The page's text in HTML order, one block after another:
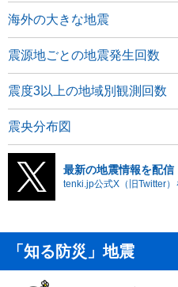
海外の大きな地震
震源地ごとの地震発生回数
震度3以上の地域別観測回数
震央分布図
最新の地震情報を配信
tenki.jp公式X（旧Twitter）
「知る防災」地震